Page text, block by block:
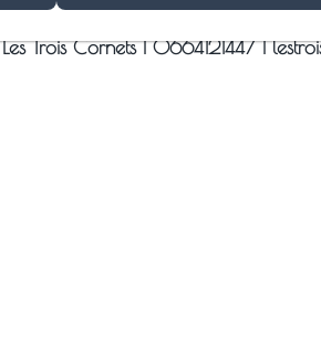
Les Trois Cornets |0664121447|